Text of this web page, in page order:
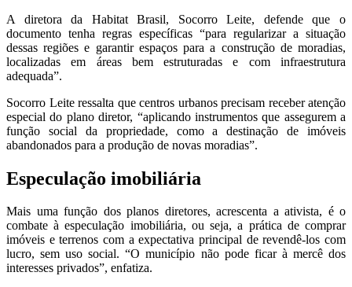
A diretora da Habitat Brasil, Socorro Leite, defende que o
documento tenha regras específicas “para regularizar a situação
dessas regiões e garantir espaços para a construção de moradias,
localizadas em áreas bem estruturadas e com infraestrutura
adequada”.
Socorro Leite ressalta que centros urbanos precisam receber atenção
especial do plano diretor, “aplicando instrumentos que assegurem a
função social da propriedade, como a destinação de imóveis
abandonados para a produção de novas moradias”.
Especulação imobiliária
Mais uma função dos planos diretores, acrescenta a ativista, é o
combate à especulação imobiliária, ou seja, a prática de comprar
imóveis e terrenos com a expectativa principal de revendê-los com
lucro, sem uso social. “O município não pode ficar à mercê dos
interesses privados”, enfatiza.